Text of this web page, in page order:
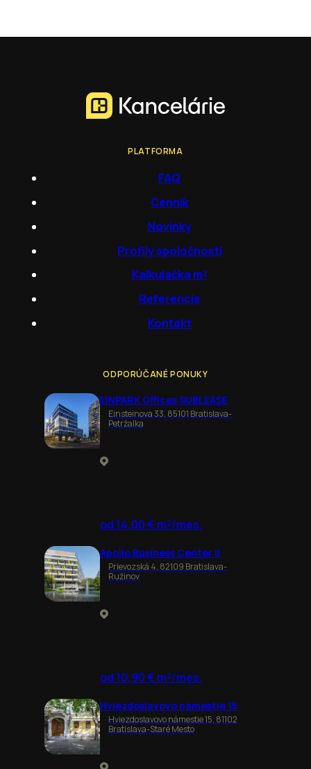
PLATFORMA
FAQ
Cenník
Novinky
Profily spoločností
Kalkulačka m²
Referencie
Kontakt
ODPORÚČANÉ PONUKY
EINPARK Offices SUBLEASE
Einsteinova 33, 85101 Bratislava-
Petržalka
od 14,00 € m²/mes.
Apollo Business Center II
Prievozská 4, 82109 Bratislava-
Ružinov
od 10,90 € m²/mes.
Hviezdoslavovo námestie 15
Hviezdoslavovo námestie 15, 81102
Bratislava-Staré Mesto